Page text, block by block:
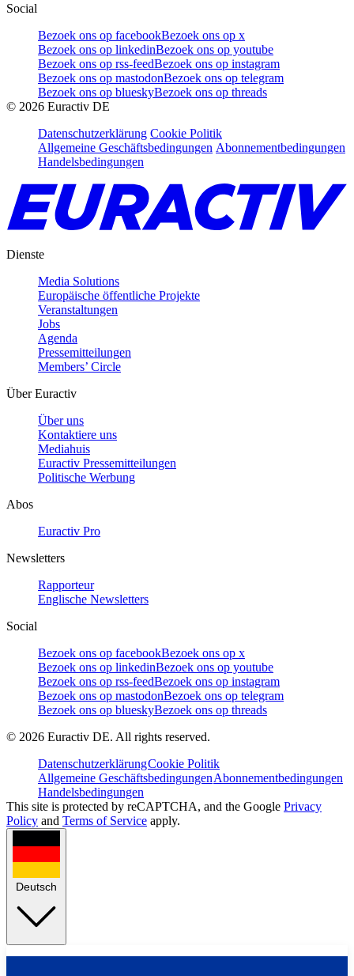
Social
Bezoek ons op facebookBezoek ons op x
Bezoek ons op linkedinBezoek ons op youtube
Bezoek ons op rss-feedBezoek ons op instagram
Bezoek ons op mastodonBezoek ons op telegram
Bezoek ons op blueskyBezoek ons op threads
© 2026 Euractiv DE
Datenschutzerklärung Cookie Politik
Allgemeine Geschäftsbedingungen Abonnementbedingungen
Handelsbedingungen
Dienste
Media Solutions
Europäische öffentliche Projekte
Veranstaltungen
Jobs
Agenda
Pressemitteilungen
Members’ Circle
Über Euractiv
Über uns
Kontaktiere uns
Mediahuis
Euractiv Pressemitteilungen
Politische Werbung
Abos
Euractiv Pro
Newsletters
Rapporteur
Englische Newsletters
Social
Bezoek ons op facebookBezoek ons op x
Bezoek ons op linkedinBezoek ons op youtube
Bezoek ons op rss-feedBezoek ons op instagram
Bezoek ons op mastodonBezoek ons op telegram
Bezoek ons op blueskyBezoek ons op threads
© 2026 Euractiv DE. All rights reserved.
DatenschutzerklärungCookie Politik
Allgemeine GeschäftsbedingungenAbonnementbedingungen
Handelsbedingungen
This site is protected by reCAPTCHA, and the Google Privacy
Policy and Terms of Service apply.
Deutsch